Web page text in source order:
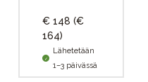
€ 148 (€
164)
Lähetetään
1–3 päivässä